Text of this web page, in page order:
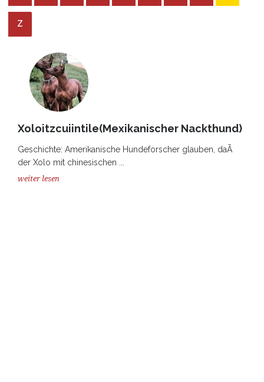
Z
Xoloitzcuiintile(Mexikanischer Nackthund)
Geschichte: Amerikanische Hundeforscher glauben, daÃ
der Xolo mit chinesischen ...
weiter lesen